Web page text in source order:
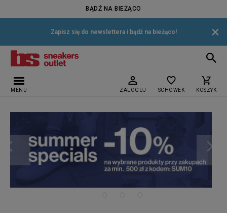
BĄDŹ NA BIEŻĄCO
Zapisz się do newslettera i bądź na bieżąco! ×
MENU ZALOGUJ SCHOWEK KOSZYK